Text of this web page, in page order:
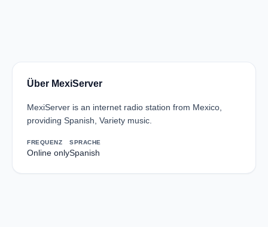
Über MexiServer
MexiServer is an internet radio station from Mexico,
providing Spanish, Variety music.
FREQUENZ
Online only
SPRACHE
Spanish